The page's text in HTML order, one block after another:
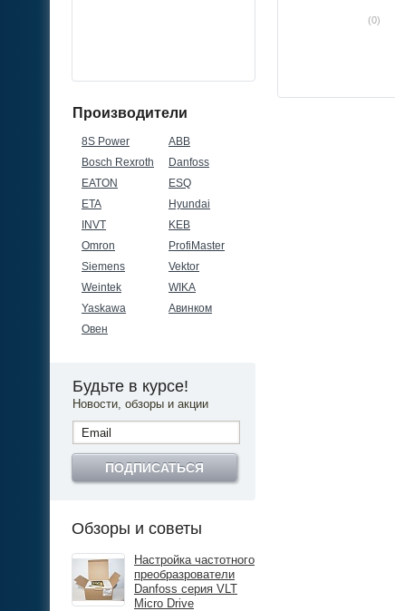
Производители
8S Power
ABB
Bosch Rexroth
Danfoss
EATON
ESQ
ETA
Hyundai
INVT
KEB
Omron
ProfiMaster
Siemens
Vektor
Weintek
WIKA
Yaskawa
Авинком
Овен
Будьте в курсе!
Новости, обзоры и акции
ПОДПИСАТЬСЯ
Обзоры и советы
Настройка частотного
преобразрователи
Danfoss серия VLT
Micro Drive
(0)